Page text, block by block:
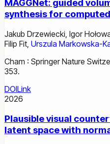
MAGGNet: guided
synthesis for
Jakub Drzewiecki, Igor
Filip Fit, Urszula Markowska-
Cham : Springer Nature
353.
DOILink
2026
Plausible visual
latent space with